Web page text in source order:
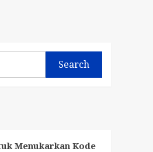
Search
Menukarkan Kode